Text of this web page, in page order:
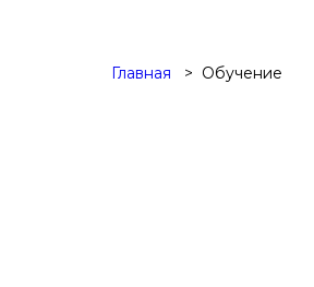
Главная Обучение